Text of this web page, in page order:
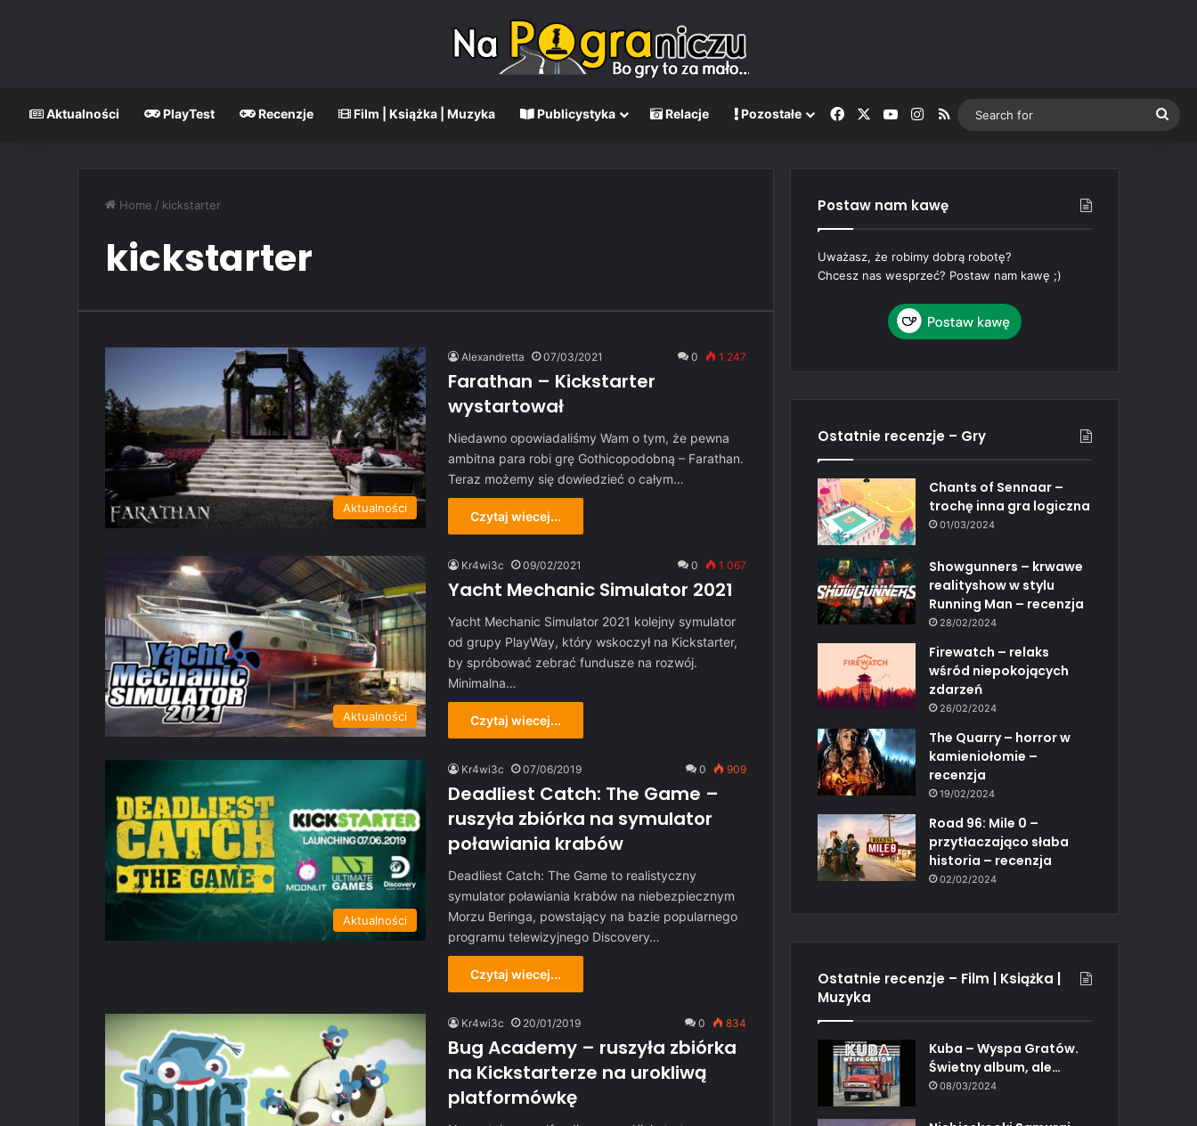
Aktualności PlayTest Recenzje Film | Książka | Muzyka Publicystyka Relacje Pozostałe Facebook YouTubeInstagram
RSS
Home / kickstarter
kickstarter
Aktualności
Alexandretta 07/03/2021 0 1 247
Farathan – Kickstarter
wystartował
Niedawno opowiadaliśmy Wam o tym, że pewna
ambitna para robi grę Gothicopodobną – Farathan.
Teraz możemy się dowiedzieć o całym…
Czytaj wiecej...
Aktualności
Kr4wi3c 09/02/2021 0 1 067
Yacht Mechanic Simulator 2021
Yacht Mechanic Simulator 2021 kolejny symulator
od grupy PlayWay, który wskoczył na Kickstarter,
by spróbować zebrać fundusze na rozwój.
Minimalna…
Czytaj wiecej...
Aktualności
Kr4wi3c 07/06/2019 0 909
Deadliest Catch: The Game –
ruszyła zbiórka na symulator
poławiania krabów
Deadliest Catch: The Game to realistyczny
symulator poławiania krabów na niebezpiecznym
Morzu Beringa, powstający na bazie popularnego
programu telewizyjnego Discovery…
Czytaj wiecej...
Kr4wi3c 20/01/2019 0 834
Bug Academy – ruszyła zbiórka
na Kickstarterze na urokliwą
platformówkę
Postaw nam kawę
Uważasz, że robimy dobrą robotę?
Chcesz nas wesprzeć? Postaw nam kawę ;)
Ostatnie recenzje – Gry
Chants of Sennaar –
trochę inna gra logiczna
01/03/2024
Showgunners – krwawe
realityshow w stylu
Running Man – recenzja
28/02/2024
Firewatch – relaks
wśród niepokojących
zdarzeń
26/02/2024
The Quarry – horror w
kamieniołomie –
recenzja
19/02/2024
Road 96: Mile 0 –
przytłaczająco słaba
historia – recenzja
02/02/2024
Ostatnie recenzje – Film | Książka |
Muzyka
Kuba – Wyspa Gratów.
Świetny album, ale…
08/03/2024